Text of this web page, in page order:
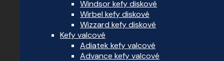
Windsor kefy diskové
Wirbel kefy diskové
Wizzard kefy diskové
Kefy valcové
Adiatek kefy valcové
Advance kefy valcové